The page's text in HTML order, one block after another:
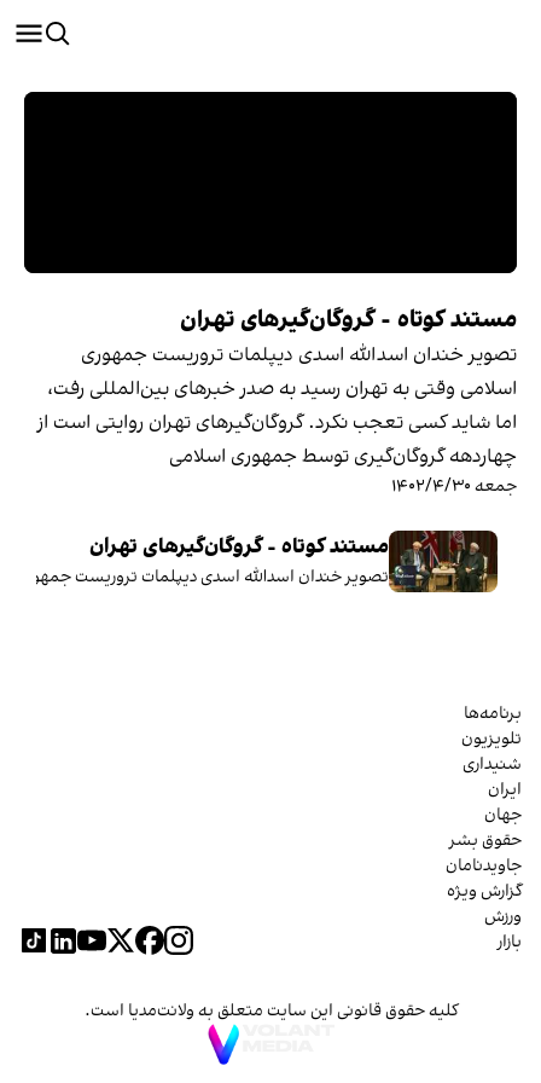
مستند کوتاه - گروگان‌گیرهای تهران
تصویر خندان اسدالله اسدی دیپلمات تروریست جمهوری
اسلامی وقتی به تهران رسید به صدر خبرهای بین‌المللی رفت،
اما شاید کسی تعجب نکرد. گروگان‌گیرهای تهران روایتی است از
چهاردهه گروگان‌گیری توسط جمهوری اسلامی
جمعه ۱۴۰۲/۴/۳۰
مستند کوتاه - گروگان‌گیرهای تهران
تصویر خندان اسدالله اسدی دیپلمات تروریست جمهوری
برنامه‌ها
تلویزیون
شنیداری
ایران
جهان
حقوق بشر
جاویدنامان
گزارش ویژه
ورزش
بازار
کلیه حقوق قانونی این سایت متعلق به ولانت‌مدیا است.